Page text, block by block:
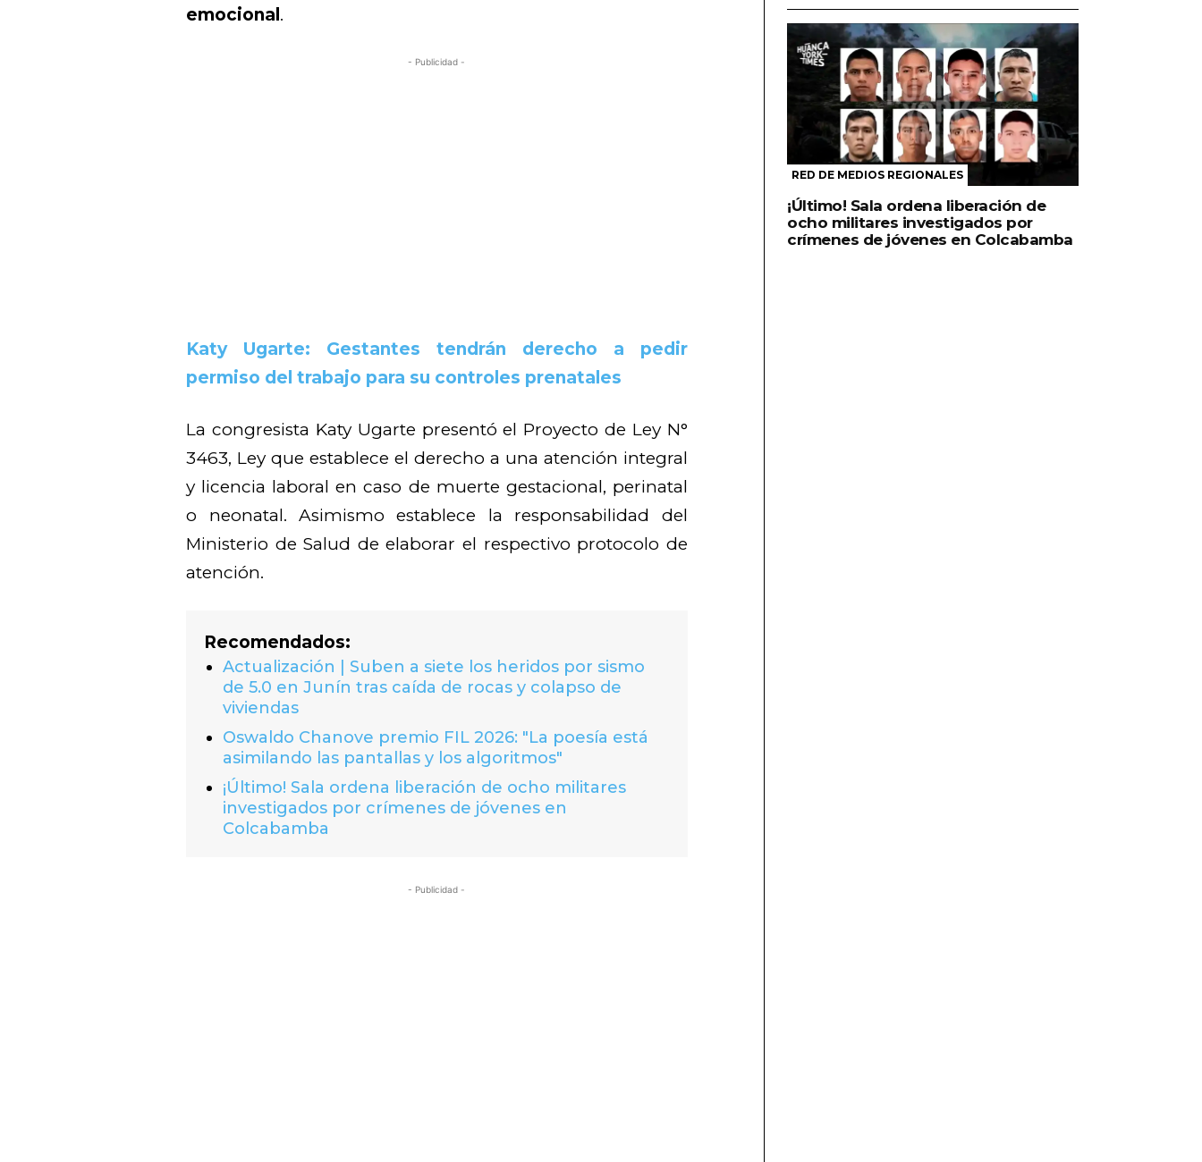
emocional .
- Publicidad -
Katy Ugarte: Gestantes tendrán derecho a pedir
permiso del trabajo para su controles prenatales
La congresista Katy Ugarte presentó el Proyecto de Ley N°
3463, Ley que establece el derecho a una atención integral
y licencia laboral en caso de muerte gestacional, perinatal
o neonatal. Asimismo establece la responsabilidad del
Ministerio de Salud de elaborar el respectivo protocolo de
atención.
Recomendados:
Actualización | Suben a siete los heridos por sismo
de 5.0 en Junín tras caída de rocas y colapso de
viviendas
Oswaldo Chanove premio FIL 2026: "La poesía está
asimilando las pantallas y los algoritmos"
¡Último! Sala ordena liberación de ocho militares
investigados por crímenes de jóvenes en
Colcabamba
- Publicidad -
RED DE MEDIOS REGIONALES
¡Último! Sala ordena liberación de
ocho militares investigados por
crímenes de jóvenes en Colcabamba